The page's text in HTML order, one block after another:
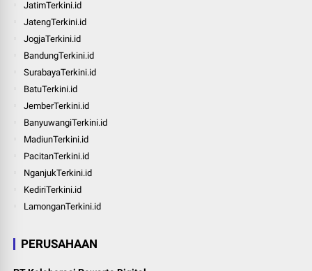
JatimTerkini.id
JatengTerkini.id
JogjaTerkini.id
BandungTerkini.id
SurabayaTerkini.id
BatuTerkini.id
JemberTerkini.id
BanyuwangiTerkini.id
MadiunTerkini.id
PacitanTerkini.id
NganjukTerkini.id
KediriTerkini.id
LamonganTerkini.id
PERUSAHAAN